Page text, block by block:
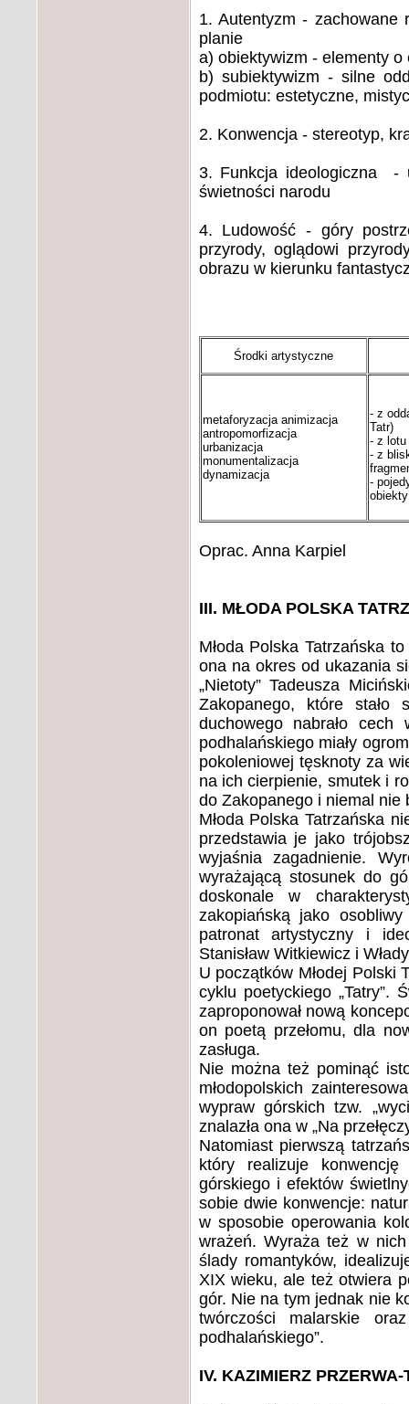
1. Autentyzm - zachowane
planie
a) obiektywizm - elementy
b) subiektywizm - silne
podmiotu: estetyczne,
2. Konwencja - stereotyp,
3. Funkcja ideologiczna -
świetności narodu
4. Ludowość - góry
przyrody, oglądowi
obrazu w kierunku
Środki artystyczne
metaforyzacja animizacja
antropomorfizacja
urbanizacja
monumentalizacja
dynamizacja
- z
Tatr)
- z lotu
- z
-
Oprac. Anna Karpiel
III. MŁODA POLSKA
Młoda Polska Tatrzańska
ona na okres od ukazania
„Nietoty” Tadeusza
Zakopanego, które stało
duchowego nabrało
podhalańskiego miały
pokoleniowej tęsknoty za
na ich cierpienie, smutek i
do Zakopanego i niemal nie
Młoda Polska Tatrzańska
przedstawia je jako
wyjaśnia zagadnienie.
wyrażającą stosunek do
doskonale w
zakopiańską jako
patronat artystyczny i
Stanisław Witkiewicz i
U początków Młodej Polski
cyklu poetyckiego „Tatry”.
zaproponował nową
on poetą przełomu, dla
zasługa.
Nie można też pominąć
młodopolskich
wypraw górskich tzw.
znalazła ona w „Na
Natomiast pierwszą
który realizuje
górskiego i efektów
sobie dwie konwencje:
w sposobie operowania
wrażeń. Wyraża też w
ślady romantyków,
XIX wieku, ale też otwiera
gór. Nie na tym jednak nie
twórczości malarskie
podhalańskiego”.
IV. KAZIMIERZ